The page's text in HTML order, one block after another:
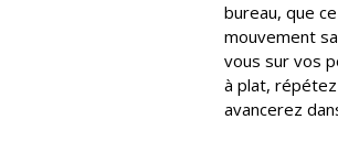
bureau, que
mouvement
vous sur vos
à plat,
avancerez